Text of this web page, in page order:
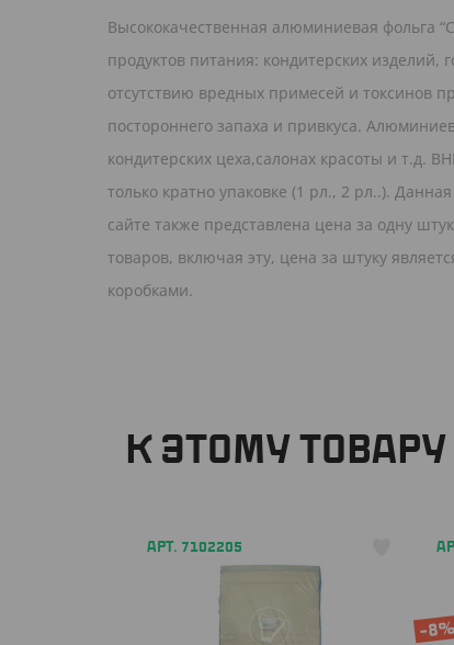
Высококачественная алюминиевая фольга
продуктов питания: кондитерских
отсутствию вредных примесей и токсинов
постороннего запаха и привкуса.
кондитерских цеха,салонах красоты и т.д.
только кратно упаковке (1 рл., 2 рл..).
сайте также представлена цена за одну
товаров, включая эту, цена за штуку
коробками.
К ЭТОМУ
АРТ. 7102205
-8%